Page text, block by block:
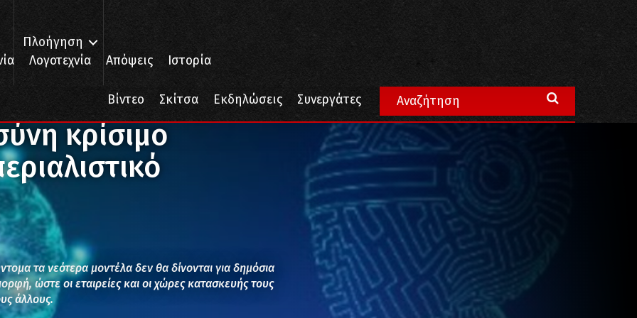
Πλοήγηση
Λογοτεχνία Απόψεις Ιστορία
Βίντεο Σκίτσα Εκδηλώσεις Συνεργάτες
κρίσιμο εργαλείο στον ιμπεριαλιστικό ανταγωνισμό
κρίσιμο
τα νεότερα μοντέλα δεν θα δίνονται για δημόσια
ώστε οι εταιρείες και οι χώρες κατασκευής τους
άλλους.